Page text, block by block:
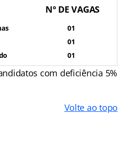
Nº DE VAGAS
01
01
01
com deficiência 5%
Volte ao topo